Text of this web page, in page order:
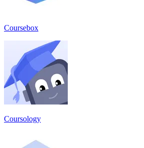
Coursebox
Coursology